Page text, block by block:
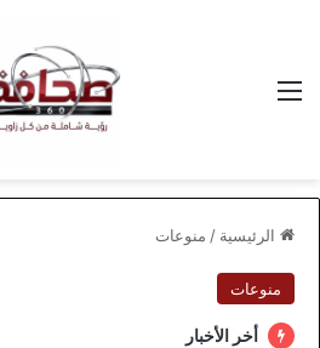
الرئيسية / منوعات
منوعات
أخر الأخبار